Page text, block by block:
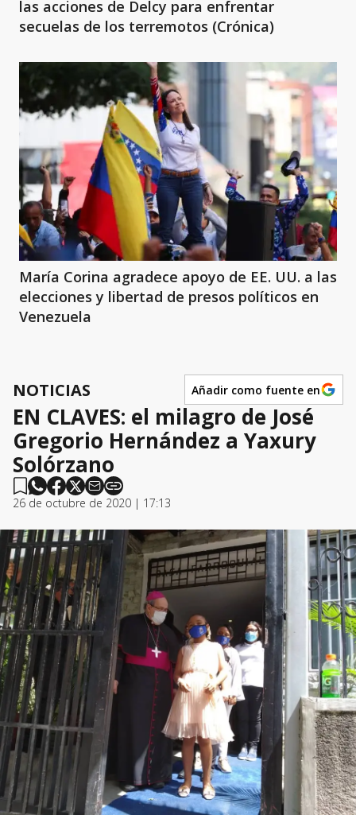
las acciones de Delcy para enfrentar
secuelas de los terremotos (Crónica)
María Corina agradece apoyo de EE. UU. a las
elecciones y libertad de presos políticos en
Venezuela
NOTICIAS Añadir como fuente en
EN CLAVES: el milagro de José
Gregorio Hernández a Yaxury
Solórzano
26 de octubre de 2020 | 17:13